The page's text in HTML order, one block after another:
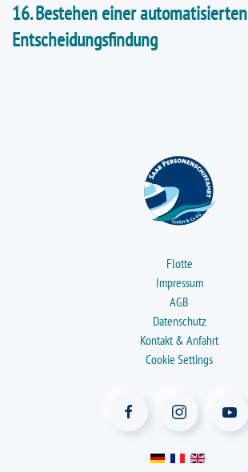
16. Bestehen einer automatisierten
Entscheidungsfindung
Flotte
Impressum
AGB
Datenschutz
Kontakt & Anfahrt
Cookie Settings